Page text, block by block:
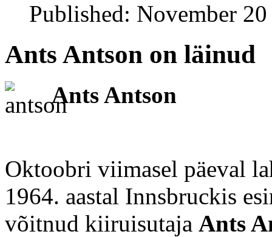
Published: November
Ants Antson on läinud
Ants Antson
Oktoobri viimasel päeval
1964. aastal Innsbruckis
võitnud kiiruisutaja Ants